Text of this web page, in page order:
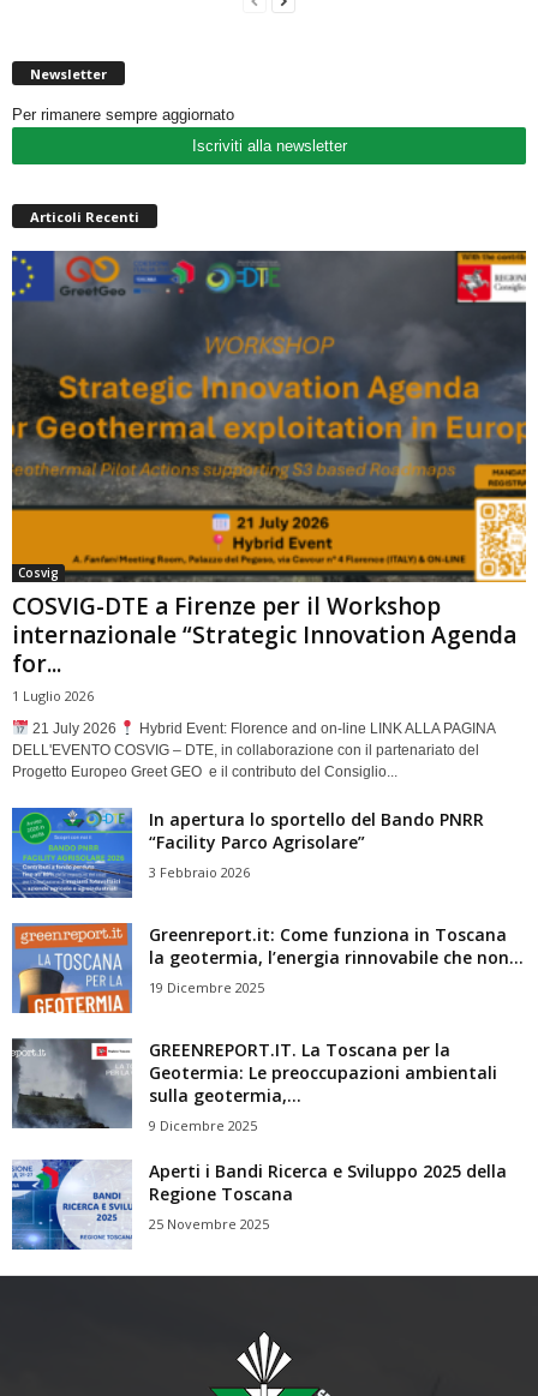
Newsletter
Per rimanere sempre aggiornato
Iscriviti alla newsletter
Articoli Recenti
Cosvig
COSVIG-DTE a Firenze per il Workshop
internazionale “Strategic Innovation Agenda
for...
1 Luglio 2026
21 July 2026
Hybrid Event: Florence and on-line LINK ALLA PAGINA
DELL'EVENTO COSVIG – DTE, in collaborazione con il partenariato del
Progetto Europeo Greet GEO e il contributo del Consiglio...
In apertura lo sportello del Bando PNRR
“Facility Parco Agrisolare”
3 Febbraio 2026
Greenreport.it: Come funziona in Toscana
la geotermia, l’energia rinnovabile che non...
19 Dicembre 2025
GREENREPORT.IT. La Toscana per la
Geotermia: Le preoccupazioni ambientali
sulla geotermia,...
9 Dicembre 2025
Aperti i Bandi Ricerca e Sviluppo 2025 della
Regione Toscana
25 Novembre 2025